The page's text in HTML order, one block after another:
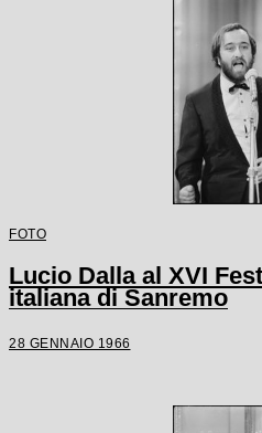
FOTO
Lucio Dalla al XVI
italiana di Sanremo
28 GENNAIO 1966